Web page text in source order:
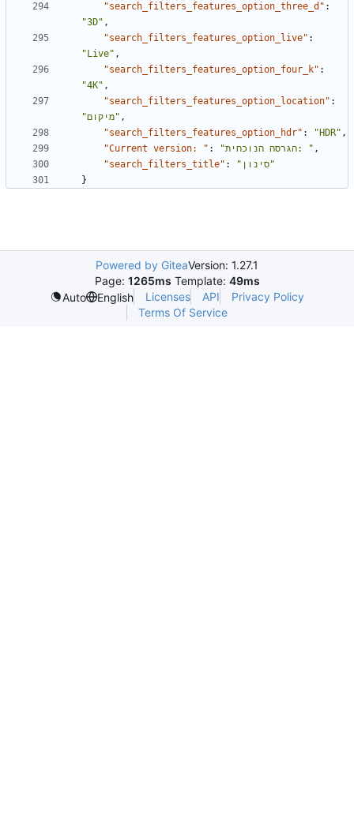
"search_filters_features_option_three_d" :
"3D" ,
"search_filters_features_option_live" :
"Live" ,
"search_filters_features_option_four_k" :
"4K" ,
"search_filters_features_option_location" :
"מיקום" ,
"search_filters_features_option_hdr" : "HDR" ,
"Current version: " : "הגרסה הנוכחית: " ,
"search_filters_title" :
"סינון"
}
Powered by GiteaVersion: 1.27.1
Page: 1265ms Template: 49ms
Auto
English Licenses API
Privacy Policy
Terms Of Service